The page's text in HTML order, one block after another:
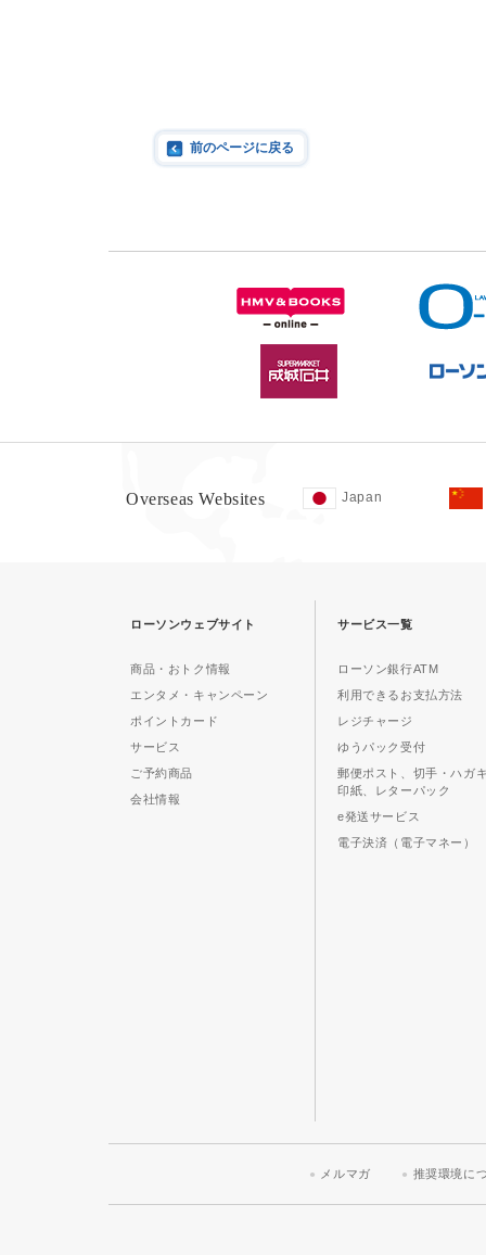
前のページに戻る
Overseas Websites Japan
ローソンウェブサイト
商品・おトク情報
エンタメ・キャンペーン
ポイントカード
サービス
ご予約商品
会社情報
サービス一覧
ローソン銀行ATM
利用できるお支払方法
レジチャージ
ゆうパック受付
郵便ポスト、切手・ハガ
印紙、レターパック
e発送サービス
電子決済（電子マネー）
メルマガ 推奨環境に